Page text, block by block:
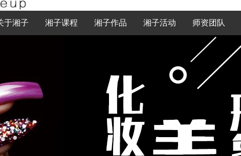
于湘子 湘子课程 湘子作品 湘子活动 师资团队